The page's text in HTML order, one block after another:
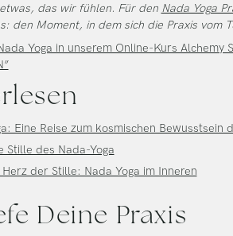
das wir fühlen. Für den Nada Yoga
den Moment, in dem sich die Praxis vom
Yoga in unserem Online-Kurs Alchemy
Eine Reise zum kosmischen Bewusstsein
Stille des Nada-Yoga
der Stille: Nada Yoga im Inneren
Deine Praxis